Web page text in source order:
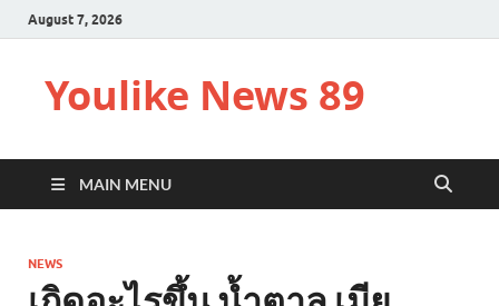
August 7, 2026
Youlike News 89
MAIN MENU
NEWS